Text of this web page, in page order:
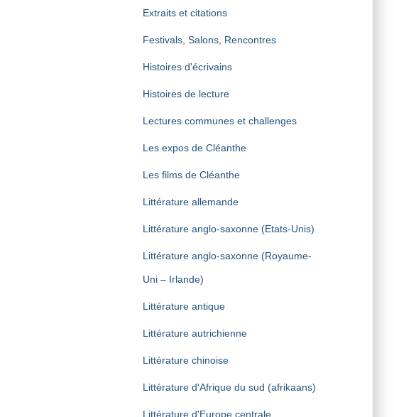
Extraits et citations
Festivals, Salons, Rencontres
Histoires d'écrivains
Histoires de lecture
Lectures communes et challenges
Les expos de Cléanthe
Les films de Cléanthe
Littérature allemande
Littérature anglo-saxonne (Etats-Unis)
Littérature anglo-saxonne (Royaume-
Uni – Irlande)
Littérature antique
Littérature autrichienne
Littérature chinoise
Littérature d'Afrique du sud (afrikaans)
Littérature d'Europe centrale